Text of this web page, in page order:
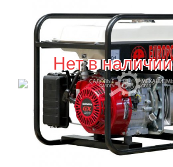
Нет в наличии